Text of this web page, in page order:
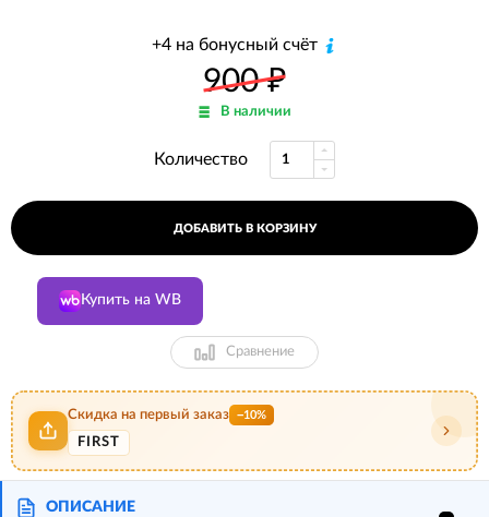
+4 на бонусный счёт
900₽
В наличии
Количество
ДОБАВИТЬ В КОРЗИНУ
Купить на WB
Сравнение
Скидка на первый заказ −10%
FIRST
ОПИСАНИЕ